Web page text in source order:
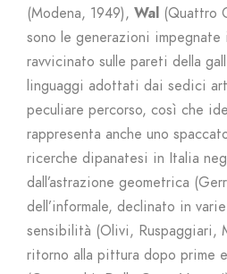
(Modena, 1949), Wal (Quattro
sono le generazioni impegnate
ravvicinato sulle pareti della
linguaggi adottati dai sedici
peculiare percorso, così che
rappresenta anche uno
ricerche dipanatesi in Italia
dall’astrazione geometrica
dell’informale, declinato in
sensibilità (Olivi, Ruspaggiari,
ritorno alla pittura dopo prime